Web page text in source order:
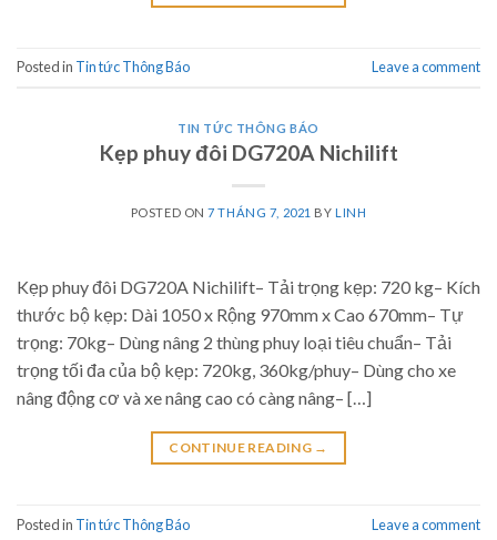
Posted in Tin tức Thông Báo Leave a comment
TIN TỨC THÔNG BÁO
Kẹp phuy đôi DG720A Nichilift
POSTED ON7 THÁNG 7, 2021 BY LINH
Kẹp phuy đôi DG720A Nichilift– Tải trọng kẹp: 720 kg– Kích
thước bộ kẹp: Dài 1050 x Rộng 970mm x Cao 670mm– Tự
trọng: 70kg– Dùng nâng 2 thùng phuy loại tiêu chuẩn– Tải
trọng tối đa của bộ kẹp: 720kg, 360kg/phuy– Dùng cho xe
nâng động cơ và xe nâng cao có càng nâng– […]
CONTINUE READING →
Posted in Tin tức Thông Báo Leave a comment